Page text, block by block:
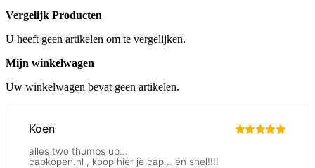
Vergelijk Producten
U heeft geen artikelen om te vergelijken.
Mijn winkelwagen
Uw winkelwagen bevat geen artikelen.